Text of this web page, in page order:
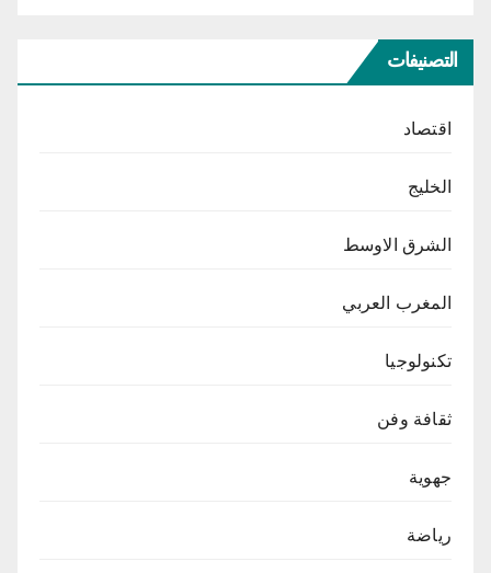
التصنيفات
اقتصاد
الخليج
الشرق الاوسط
المغرب العربي
تكنولوجيا
ثقافة وفن
جهوية
رياضة